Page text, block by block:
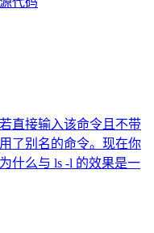
直接输入该命令且不带
了别名的命令。现在你
什么与 ls -l 的效果是一